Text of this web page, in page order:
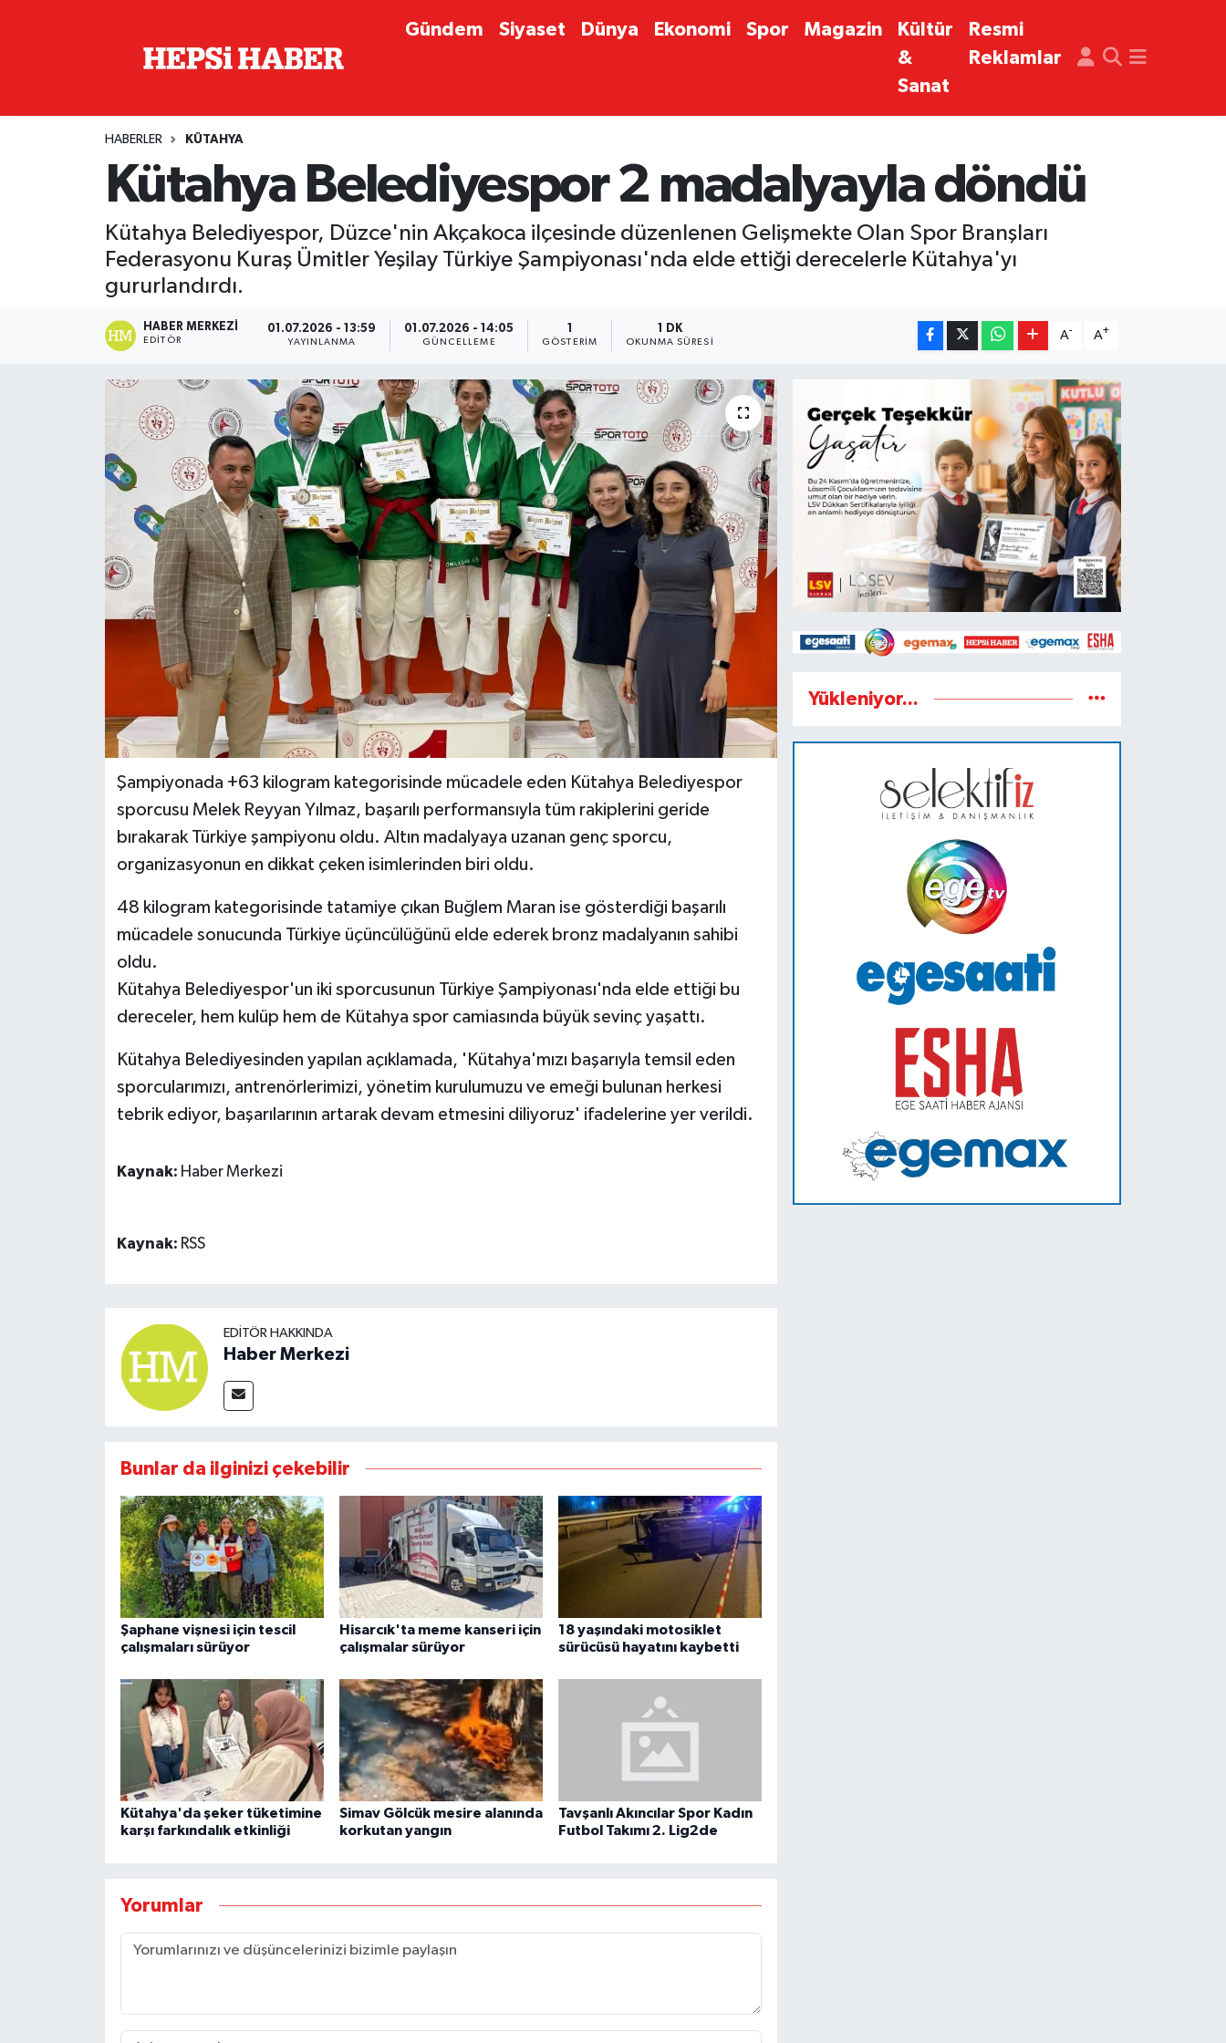
Gündem Siyaset Dünya Ekonomi Spor Magazin
Kültür
&
Sanat
Resmi
Reklamlar
HABERLER KÜTAHYA
Kütahya Belediyespor 2 madalyayla döndü
Kütahya Belediyespor, Düzce'nin Akçakoca ilçesinde düzenlenen Gelişmekte Olan Spor Branşları
Federasyonu Kuraş Ümitler Yeşilay Türkiye Şampiyonası'nda elde ettiği derecelerle Kütahya'yı
gururlandırdı.
HABER MERKEZI
EDITÖR
01.07.2026 - 13:59
YAYINLANMA
01.07.2026 - 14:05
GÜNCELLEME GÖSTERIM
1 DK
OKUNMA SÜRESI
A- A+
Şampiyonada +63 kilogram kategorisinde mücadele eden Kütahya Belediyespor
sporcusu Melek Reyyan Yılmaz, başarılı performansıyla tüm rakiplerini geride
bırakarak Türkiye şampiyonu oldu. Altın madalyaya uzanan genç sporcu,
organizasyonun en dikkat çeken isimlerinden biri oldu.
48 kilogram kategorisinde tatamiye çıkan Buğlem Maran ise gösterdiği başarılı
mücadele sonucunda Türkiye üçüncülüğünü elde ederek bronz madalyanın sahibi
oldu.
Kütahya Belediyespor'un iki sporcusunun Türkiye Şampiyonası'nda elde ettiği bu
dereceler, hem kulüp hem de Kütahya spor camiasında büyük sevinç yaşattı.
Kütahya Belediyesinden yapılan açıklamada, 'Kütahya'mızı başarıyla temsil eden
sporcularımızı, antrenörlerimizi, yönetim kurulumuzu ve emeği bulunan herkesi
tebrik ediyor, başarılarının artarak devam etmesini diliyoruz' ifadelerine yer verildi.
Kaynak: Haber Merkezi
Kaynak: RSS
EDITÖR HAKKINDA
Haber Merkezi
Bunlar da ilginizi çekebilir
Şaphane vişnesi için tescil
çalışmaları sürüyor
Hisarcık'ta meme kanseri için
çalışmalar sürüyor
18 yaşındaki motosiklet
sürücüsü hayatını kaybetti
Kütahya'da şeker tüketimine
karşı farkındalık etkinliği
Simav Gölcük mesire alanında
korkutan yangın
Tavşanlı Akıncılar Spor Kadın
Futbol Takımı 2. Lig2de
Yorumlar
Yükleniyor...
Biyografi
Ekonomi
Özel Haber
Siyaset
İstanbul Nöbetçi Eczaneler
İstanbul Hava Durumu
İzmir Namaz Vakitleri
İstanbul Trafik Yoğunluk Haritası
Süper Lig Puan Durumu ve Fikstür
Tüm Manşetler
Son Dakika Haberleri